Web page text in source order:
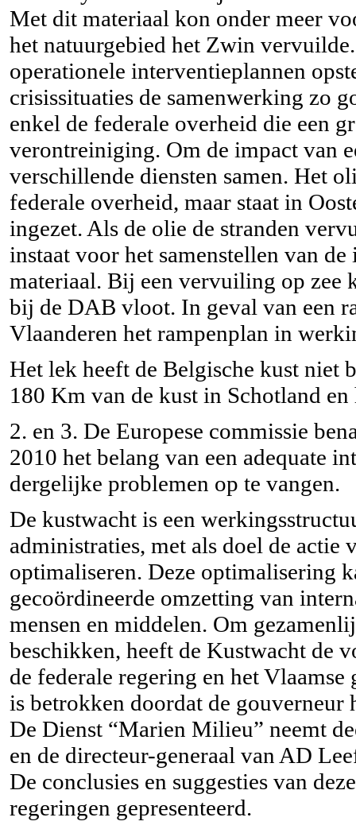
Met dit materiaal kon onder meer
het natuurgebied het Zwin
operationele interventieplannen
crisissituaties de samenwerking zo
enkel de federale overheid die een
verontreiniging. Om de impact van
verschillende diensten samen. Het
federale overheid, maar staat in
ingezet. Als de olie de stranden
instaat voor het samenstellen van
materiaal. Bij een vervuiling op zee
bij de DAB vloot. In geval van een
Vlaanderen het rampenplan in
Het lek heeft de Belgische kust niet
180 Km van de kust in Schotland
2. en 3. De Europese commissie
2010 het belang van een adequate
dergelijke problemen op te vangen.
De kustwacht is een
administraties, met als doel de actie
optimaliseren. Deze optimalisering
gecoördineerde omzetting van
mensen en middelen. Om
beschikken, heeft de Kustwacht de
de federale regering en het
is betrokken doordat de
De Dienst “Marien Milieu” neemt
en de directeur-generaal van AD
De conclusies en suggesties van
regeringen gepresenteerd.